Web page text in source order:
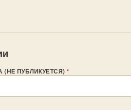
(НЕ ПУБЛИКУЕТСЯ)*